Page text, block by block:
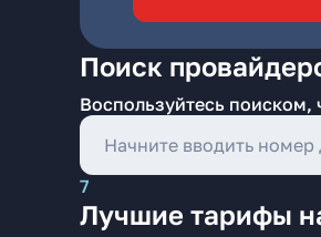
Поиск
Воспользуйтесь поиском,
7
Лучшие тарифы